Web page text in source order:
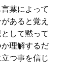
葉によって
あると覚え
として黙って
理解するだ
つ事を信じ